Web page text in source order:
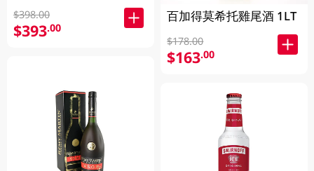
$398.00
$393.00
百加得莫希托雞尾酒 1LT
$178.00
$163.00